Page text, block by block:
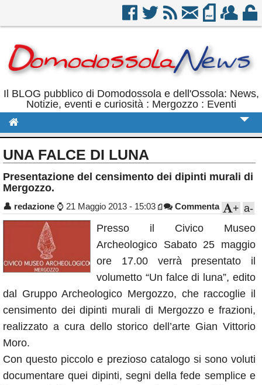
Il BLOG pubblico di Domodossola e dell'Ossola: News,
Notizie, eventi e curiosità : Mergozzo : Eventi
Politica
Sport
Eventi
Rubriche
Calendario
Annunci
UNA FALCE DI LUNA
Presentazione del censimento dei dipinti murali di
Mergozzo.
👤 redazione ⌚ 21 Maggio 2013 - 15:03 Commenta a-
+
Presso il Civico Museo
Archeologico Sabato 25 maggio
ore 17.00 verrà presentato il
volumetto “Un falce di luna”, edito
dal Gruppo Archeologico Mergozzo, che raccoglie il
censimento dei dipinti murali di Mergozzo e frazioni,
realizzato a cura dello storico dell’arte Gian Vittorio
Moro.
Con questo piccolo e prezioso catalogo si sono voluti
documentare quei dipinti, segni della fede semplice e